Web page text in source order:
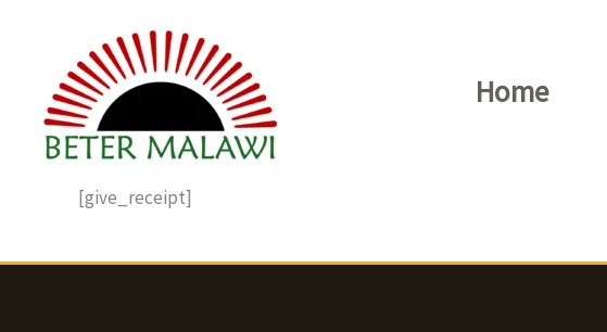
inhoud
Home
[give_receipt]